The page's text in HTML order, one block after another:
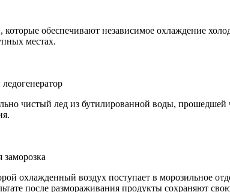
обеспечивают независимое охлаждение
местах.
чистый лед из бутилированной воды,
заморозка
охлажденный воздух поступает в морозильное
после размораживания продукты сохраняют